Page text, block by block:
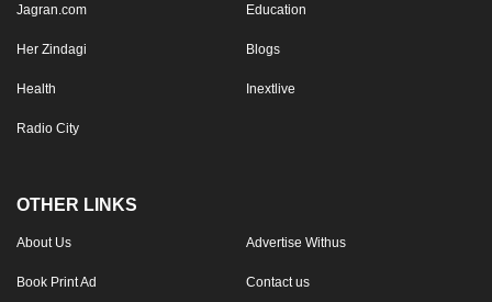
Jagran.com Education
Her Zindagi Blogs
Health Inextlive
Radio City
OTHER LINKS
About Us Advertise Withus
Book Print Ad Contact us